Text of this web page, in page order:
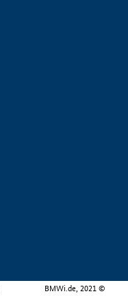
BMWi.de, 2021 ©